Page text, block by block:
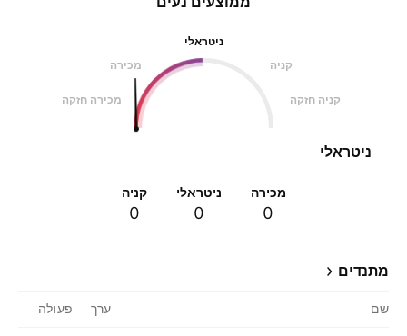
ניטראלי
מכירה
קניה
מכירה חזקה קניה חזקה
ניטראלי
מכירה
0
ניטראלי
0
קניה
0
מתנדים
שם ערך פעולה